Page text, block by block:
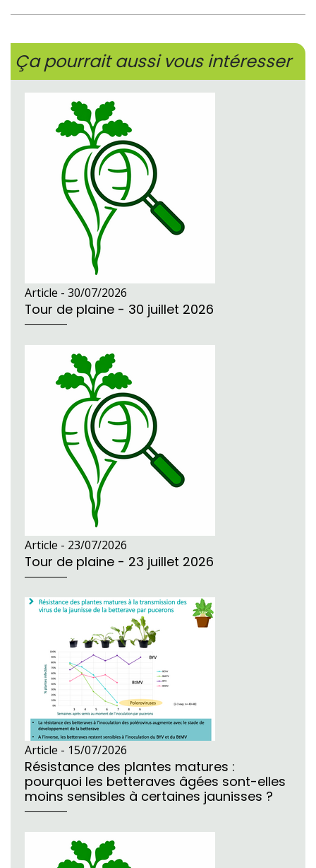
Ça pourrait aussi vous intéresser
Article - 30/07/2026
Tour de plaine - 30 juillet 2026
Article - 23/07/2026
Tour de plaine - 23 juillet 2026
Article - 15/07/2026
Résistance des plantes matures :
pourquoi les betteraves âgées sont-elles
moins sensibles à certaines jaunisses ?